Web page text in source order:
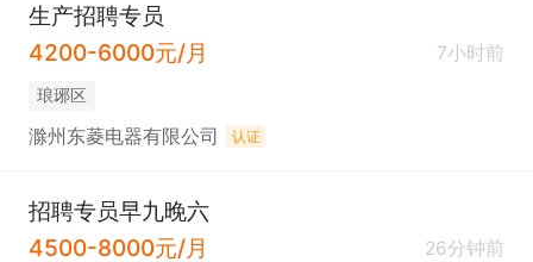
生产招聘专员
4200-6000元/月
7小时前
琅琊区
滁州东菱电器有限公司 认证
招聘专员早九晚六
4500-8000元/月
26分钟前